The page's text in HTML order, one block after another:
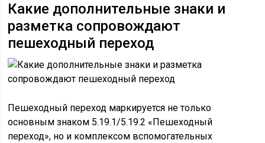
Какие дополнительные знаки и
разметка сопровождают
пешеходный переход
Пешеходный переход маркируется не только
основным знаком 5.19.1/5.19.2 «Пешеходный
переход», но и комплексом вспомогательных